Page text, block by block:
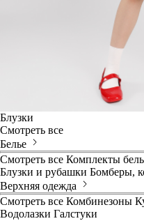
Блузки
Смотреть все
Белье
Смотреть все Комплекты
Блузки и рубашки Бомберы,
Верхняя одежда
Смотреть все Комбинезоны
Водолазки Галстуки